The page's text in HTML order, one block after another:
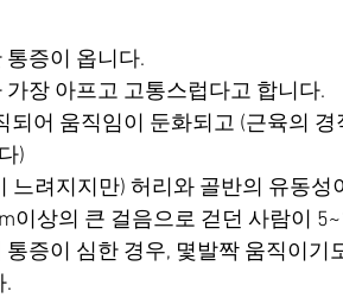
증이 옵니다.
장 아프고 고통스럽다고 합니다.
되어 움직임이 둔화되고 (근육의
)
느려지지만) 허리와 골반의 유동성
이상의 큰 걸음으로 걷던 사람이
증이 심한 경우, 몇발짝 움직이기
.